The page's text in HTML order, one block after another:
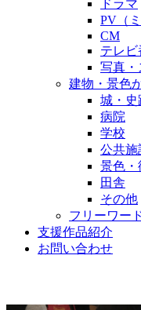
ドラマ
PV（
CM
テレビ
写真・
建物・景色
城・史
病院
学校
公共施
景色・
田舎
その他
フリーワー
支援作品紹介
お問い合わせ